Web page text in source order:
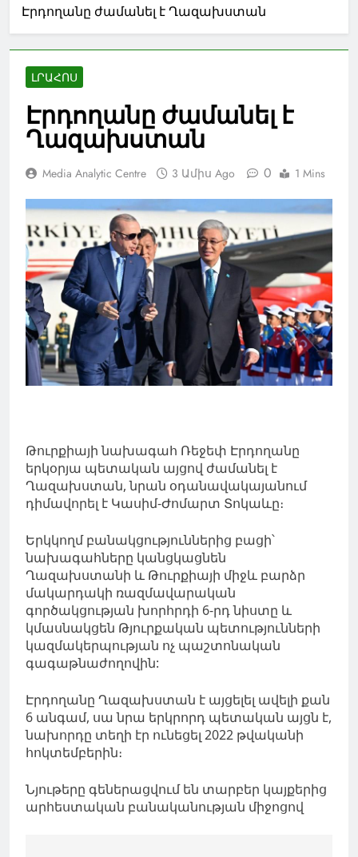
Էրդողանը ժամանել է Ղազախստան
ԼՐԱՀՈՍ
Էրդողանը ժամանել է
Ղազախստան
Media Analytic Centre 3 Ամիս Ago 0 1 Mins
Թուրքիայի նախագահ Ռեջեփ Էրդողանը
երկօրյա պետական այցով ժամանել է
Ղազախստան, նրան օդանավակայանում
դիմավորել է Կասիմ-Ժոմարտ Տոկաևը։
Երկկողմ բանակցություններից բացի՝
նախագահները կանցկացնեն
Ղազախստանի և Թուրքիայի միջև բարձր
մակարդակի ռազմավարական
գործակցության խորհրդի 6-րդ նիստը և
կմասնակցեն Թյուրքական պետությունների
կազմակերպության ոչ պաշտոնական
գագաթնաժողովին:
Էրդողանը Ղազախստան է այցելել ավելի քան
6 անգամ, սա նրա երկրորդ պետական այցն է,
նախորդը տեղի էր ունեցել 2022 թվականի
հոկտեմբերին։
Նյութերը գեներացվում են տարբեր կայքերից
արհեստական բանականության միջոցով